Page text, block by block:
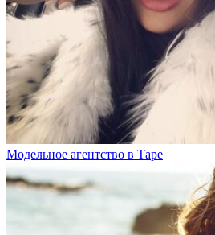
Модельное агентство в Таре